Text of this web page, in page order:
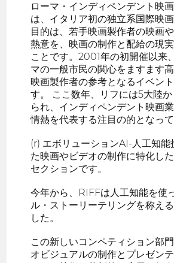
ローマ・インディペンデント映画
は、イタリア初の独立系国際映
目的は、若手映画製作者の映画
熱意を、映画の制作と配給の現
ことです。2001年の初開催以来
マの一般市民の関心をますます
映画製作者の参考となるイベン
す。 ここ数年、リフには5大陸
られ、インディペンデント映画
情熱を代表する注目の的となって
(r) エボリューションAI-人工知能
た映画やビデオの制作に特化し
セクションです。
今年から、RIFFは人工知能を使
ル・ストーリーテリングを称え
した。
この新しいコンペティション部
オビジュアルの制作とプレゼン